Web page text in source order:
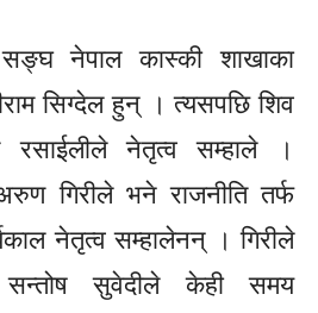
नेपाल कास्की शाखाका
सिग्देल हुन् । त्यसपछि शिव
नेतृत्व सम्हाले ।
गिरीले भने राजनीति तर्फ
नेतृत्व सम्हालेनन् । गिरीले
सन्तोष सुवेदीले केही समय